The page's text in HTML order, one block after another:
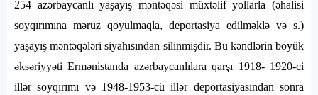
254 azərbaycanlı yaşayış məntəqəsi müxtəlif yollarla (əhalisi
soyqırımına məruz qoyulmaqla, deportasiya edilməklə və s.)
yaşayış məntəqələri siyahısından silinmişdir. Bu kəndlərin böyük
əksəriyyəti Ermənistanda azərbaycanlılara qarşı 1918- 1920-ci
illər soyqırımı və 1948-1953-cü illər deportasiyasından sonra